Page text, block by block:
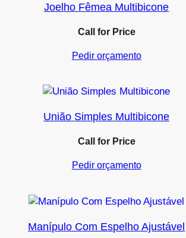
Joelho Fêmea Multibicone
Call for Price
Pedir orçamento
União Simples Multibicone
Call for Price
Pedir orçamento
Manípulo Com Espelho Ajustável